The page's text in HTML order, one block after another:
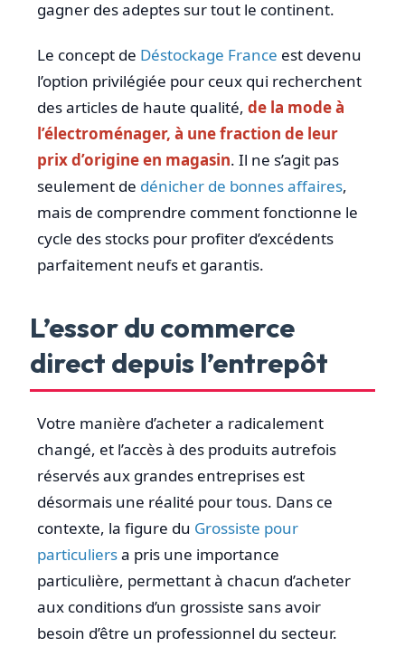
gagner des adeptes sur tout le continent.
Le concept de Déstockage France est devenu
l’option privilégiée pour ceux qui recherchent
des articles de haute qualité, de la mode à
l’électroménager, à une fraction de leur
prix d’origine en magasin. Il ne s’agit pas
seulement de dénicher de bonnes affaires,
mais de comprendre comment fonctionne le
cycle des stocks pour profiter d’excédents
parfaitement neufs et garantis.
L’essor du commerce
direct depuis l’entrepôt
Votre manière d’acheter a radicalement
changé, et l’accès à des produits autrefois
réservés aux grandes entreprises est
désormais une réalité pour tous. Dans ce
contexte, la figure du Grossiste pour
particuliersa pris une importance
particulière, permettant à chacun d’acheter
aux conditions d’un grossiste sans avoir
besoin d’être un professionnel du secteur.